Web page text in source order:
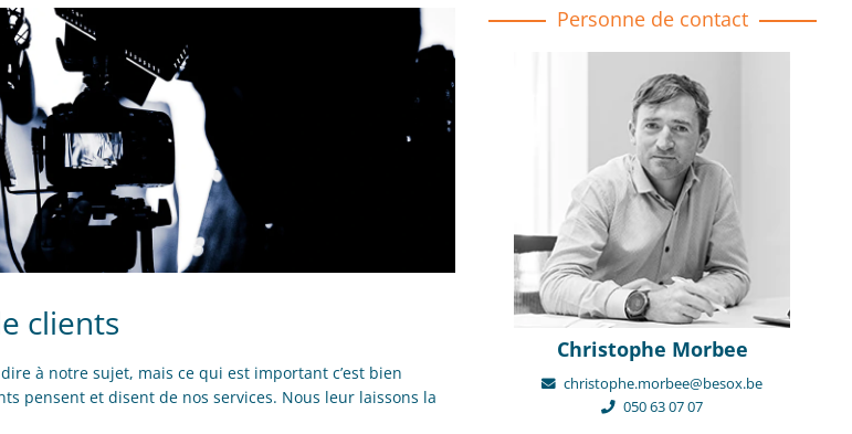
clients
à notre sujet, mais ce qui est important c’est bien
pensent et disent de nos services. Nous leur laissons la
Personne de contact
Christophe Morbee
christophe.morbee@besox.be
050 63 07 07